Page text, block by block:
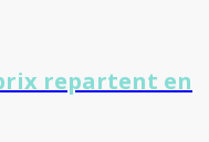
repartent en